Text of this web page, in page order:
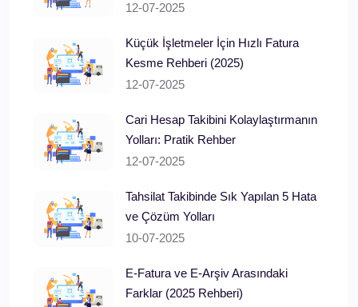
12-07-2025
Küçük İşletmeler İçin Hızlı Fatura
Kesme Rehberi (2025)
12-07-2025
Cari Hesap Takibini Kolaylaştırmanın
Yolları: Pratik Rehber
12-07-2025
Tahsilat Takibinde Sık Yapılan 5 Hata
ve Çözüm Yolları
10-07-2025
E‑Fatura ve E‑Arşiv Arasındaki
Farklar (2025 Rehberi)